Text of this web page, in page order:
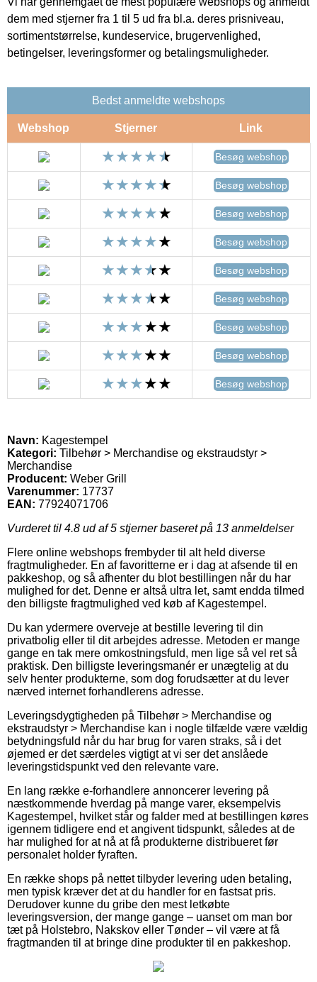
dem med stjerner fra 1 til 5 ud fra bl.a. deres prisniveau,
sortimentstørrelse, kundeservice, brugervenlighed,
betingelser, leveringsformer og betalingsmuligheder.
Bedst anmeldte webshops
Webshop Stjerner Link
Besøg webshop
Besøg webshop
Besøg webshop
Besøg webshop
Besøg webshop
Besøg webshop
Besøg webshop
Besøg webshop
Besøg webshop
Navn: Kagestempel
Kategori: Tilbehør > Merchandise og ekstraudstyr >
Merchandise
Producent: Weber Grill
Varenummer: 17737
EAN: 77924071706
Vurderet til 4.8 ud af 5 stjerner baseret på 13 anmeldelser
Flere online webshops frembyder til alt held diverse
fragtmuligheder. En af favoritterne er i dag at afsende til en
pakkeshop, og så afhenter du blot bestillingen når du har
mulighed for det. Denne er altså ultra let, samt endda tilmed
den billigste fragtmulighed ved køb af Kagestempel.
Du kan ydermere overveje at bestille levering til din
privatbolig eller til dit arbejdes adresse. Metoden er mange
gange en tak mere omkostningsfuld, men lige så vel ret så
praktisk. Den billigste leveringsmanér er unægtelig at du
selv henter produkterne, som dog forudsætter at du lever
nærved internet forhandlerens adresse.
Leveringsdygtigheden på Tilbehør > Merchandise og
ekstraudstyr > Merchandise kan i nogle tilfælde være vældig
betydningsfuld når du har brug for varen straks, så i det
øjemed er det særdeles vigtigt at vi ser det anslåede
leveringstidspunkt ved den relevante vare.
En lang række e-forhandlere annoncerer levering på
næstkommende hverdag på mange varer, eksempelvis
Kagestempel, hvilket står og falder med at bestillingen køres
igennem tidligere end et angivent tidspunkt, således at de
har mulighed for at nå at få produkterne distribueret før
personalet holder fyraften.
En række shops på nettet tilbyder levering uden betaling,
men typisk kræver det at du handler for en fastsat pris.
Derudover kunne du gribe den mest letkøbte
leveringsversion, der mange gange – uanset om man bor
tæt på Holstebro, Nakskov eller Tønder – vil være at få
fragtmanden til at bringe dine produkter til en pakkeshop.